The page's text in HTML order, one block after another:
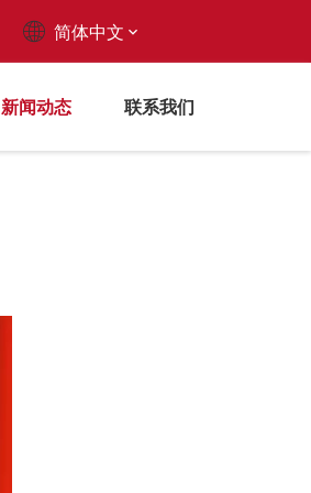
简体中文
新闻动态 联系我们